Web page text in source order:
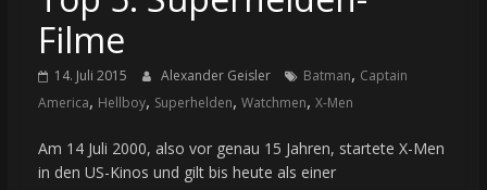
Filme
14. Juli 2015 Alexander Geisler Batman, Captain
America, Hellboy, Superhelden, Watchmen, X-Men
Am 14 Juli 2000, also vor genau 15 Jahren, startete X-Men
in den US-Kinos und gilt bis heute als einer